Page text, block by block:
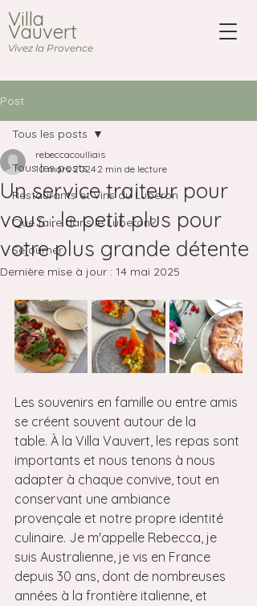
Villa
Vauvert
Vivez la Provence
Post
Tous les posts
Restaurants et Vins du Luberon
Que faire dans le Luberon?
Séjourner
Tous les posts
Un service traiteur pour
vous : le petit plus pour
votre plus grande détente
rebeccacoulliais
10 mars 2024 2 min de lecture
Dernière mise à jour : 14 mai 2025
Les souvenirs en famille ou entre amis
se créent souvent autour de la
table. À la Villa Vauvert, les repas sont
importants et nous tenons à nous
adapter à chaque convive, tout en
conservant une ambiance
provençale et notre propre identité
culinaire. Je m'appelle Rebecca, je
suis Australienne, je vis en France
depuis 30 ans, dont de nombreuses
années à la frontière italienne, et